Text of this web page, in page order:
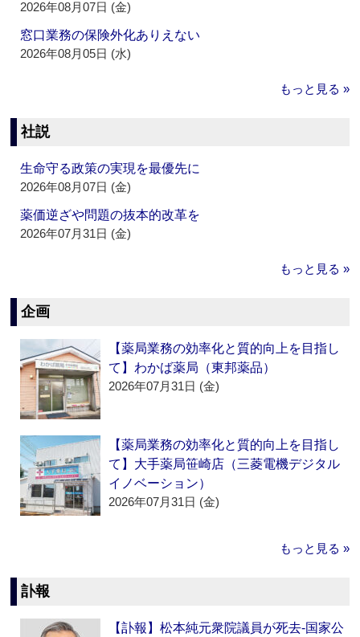
2026年08月07日 (金)
窓口業務の保険外化ありえない
2026年08月05日 (水)
もっと見る »
社説
生命守る政策の実現を最優先に
2026年08月07日 (金)
薬価逆ざや問題の抜本的改革を
2026年07月31日 (金)
もっと見る »
企画
【薬局業務の効率化と質的向上を目指し
て】わかば薬局（東邦薬品）
2026年07月31日 (金)
【薬局業務の効率化と質的向上を目指し
て】大手薬局笹崎店（三菱電機デジタル
イノベーション）
2026年07月31日 (金)
もっと見る »
訃報
【訃報】松本純元衆院議員が死去‐国家公